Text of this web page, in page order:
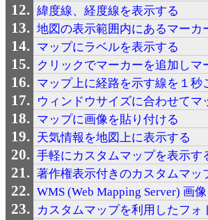
緯度線、経度線を表示する
地図の表示範囲内にあるマーカ
マップにラベルを表示する
クリックでマーカーを追加しマ
マップ上に経路を示す線を１秒
ウィンドウサイズに合わせて
マップに画像を貼り付ける
天気情報を地図上に表示する
手軽にカスタムマップを表示す
著作権表示付きのカスタムマッ
WMS (Web Mapping Server) 画
カスタムマップを利用したフォ